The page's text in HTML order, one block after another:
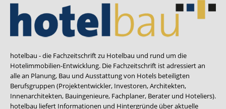
hotelbau - die Fachzeitschrift zu Hotelbau und rund um die
Hotelimmobilien-Entwicklung. Die Fachzeitschrift ist adressiert an
alle an Planung, Bau und Ausstattung von Hotels beteiligten
Berufsgruppen (Projektentwickler, Investoren, Architekten,
Innenarchitekten, Bauingenieure, Fachplaner, Berater und Hoteliers).
hotelbau liefert Informationen und Hintergründe über aktuelle